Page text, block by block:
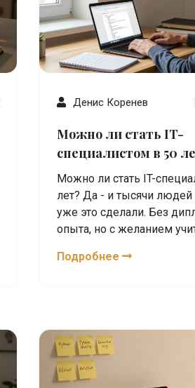
Денис Коренев
Можно ли стать IT-
специалистом в 50
реальный опыт и
старта
Можно ли стать IT-
лет? Да - и тысячи
уже это сделали. Без
опыта, но с желанием
сдаться.
Подробнее